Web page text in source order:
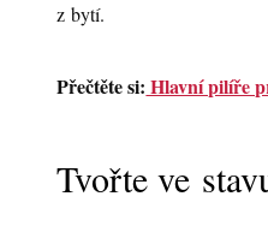
z bytí.
Přečtěte si: Hlavní pilíře
Tvořte ve